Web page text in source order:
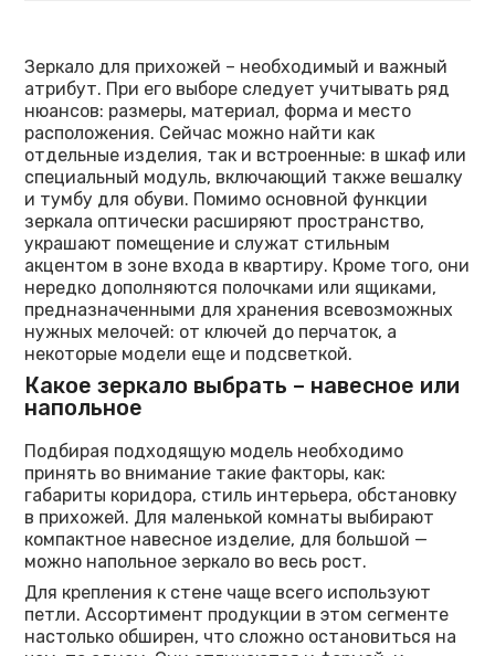
Зеркало для прихожей – необходимый и важный
атрибут. При его выборе следует учитывать ряд
нюансов: размеры, материал, форма и место
расположения. Сейчас можно найти как
отдельные изделия, так и встроенные: в шкаф или
специальный модуль, включающий также вешалку
и тумбу для обуви. Помимо основной функции
зеркала оптически расширяют пространство,
украшают помещение и служат стильным
акцентом в зоне входа в квартиру. Кроме того, они
нередко дополняются полочками или ящиками,
предназначенными для хранения всевозможных
нужных мелочей: от ключей до перчаток, а
некоторые модели еще и подсветкой.
Какое зеркало выбрать – навесное или
напольное
Подбирая подходящую модель необходимо
принять во внимание такие факторы, как:
габариты коридора, стиль интерьера, обстановку
в прихожей. Для маленькой комнаты выбирают
компактное навесное изделие, для большой —
можно напольное зеркало во весь рост.
Для крепления к стене чаще всего используют
петли. Ассортимент продукции в этом сегменте
настолько обширен, что сложно остановиться на